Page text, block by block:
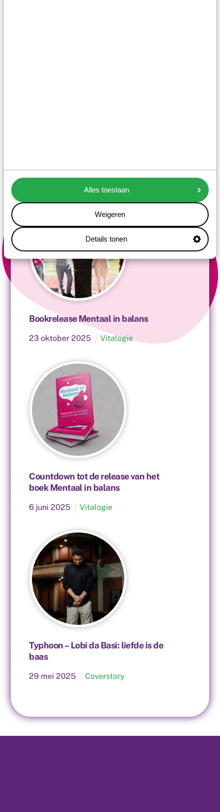
Alles toestaan
Weigeren
Details tonen
Bookrelease Mentaal in balans
23 oktober 2025 Vitalogie
Countdown tot de release van het
boek Mentaal in balans
6 juni 2025 Vitalogie
Typhoon – Lobi da Basi: liefde is de
baas
29 mei 2025 Coverstory